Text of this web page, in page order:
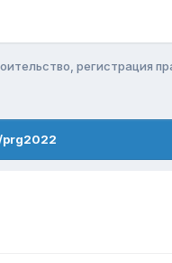
регистрация
prg2022